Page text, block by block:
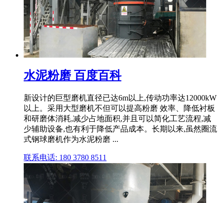
水泥粉磨 百度百科
新设计的巨型磨机直径已达6m以上,传动功率达12000kW
以上。采用大型磨机不但可以提高粉磨 效率、降低衬板
和研磨体消耗,减少占地面积,并且可以简化工艺流程,减
少辅助设备,也有利于降低产品成本。长期以来,虽然圈流
式钢球磨机作为水泥粉磨 ...
联系电话: 180 3780 8511